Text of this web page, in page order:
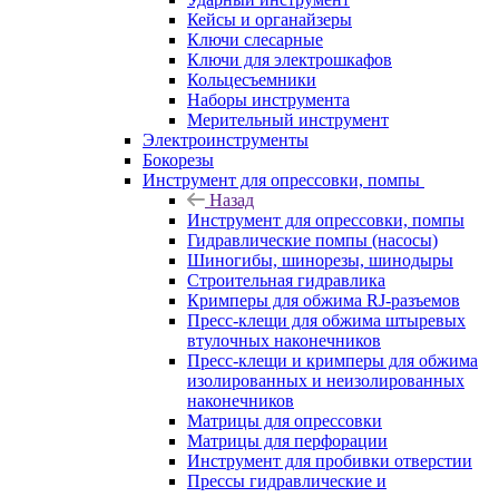
Кейсы и органайзеры
Ключи слесарные
Ключи для электрошкафов
Кольцесъемники
Наборы инструмента
Мерительный инструмент
Электроинструменты
Бокорезы
Инструмент для опрессовки, помпы
Назад
Инструмент для опрессовки, помпы
Гидравлические помпы (насосы)
Шиногибы, шинорезы, шинодыры
Строительная гидравлика
Кримперы для обжима RJ-разъемов
Пресс-клещи для обжима штыревых
втулочных наконечников
Пресс-клещи и кримперы для обжима
изолированных и неизолированных
наконечников
Матрицы для опрессовки
Матрицы для перфорации
Инструмент для пробивки отверстии
Прессы гидравлические и